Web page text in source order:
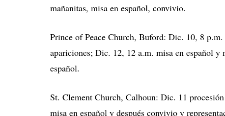
mañanitas, misa en español, convivio.
Prince of Peace Church, Buford: Dic. 10, 8
apariciones; Dic. 12, 12 a.m. misa en español
español.
St. Clement Church, Calhoun: Dic. 11
misa en español y después convivio y